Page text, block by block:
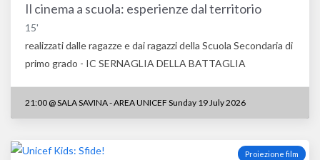
Il cinema a scuola: esperienze dal territorio
15'
realizzati dalle ragazze e dai ragazzi della Scuola Secondaria di
primo grado - IC SERNAGLIA DELLA BATTAGLIA
21:00 @SALA SAVINA - AREA UNICEF Sunday 19 July 2026
Proiezione film